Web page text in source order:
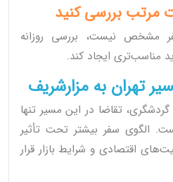
مشخص نیست، بررسی روزانه
مناسب‌تری ایجاد کند.
تهران به مزارشریف
تقاضا در این مسیر تنها
الگوی سفر بیشتر تحت تأثیر
اقتصادی و شرایط بازار قرار